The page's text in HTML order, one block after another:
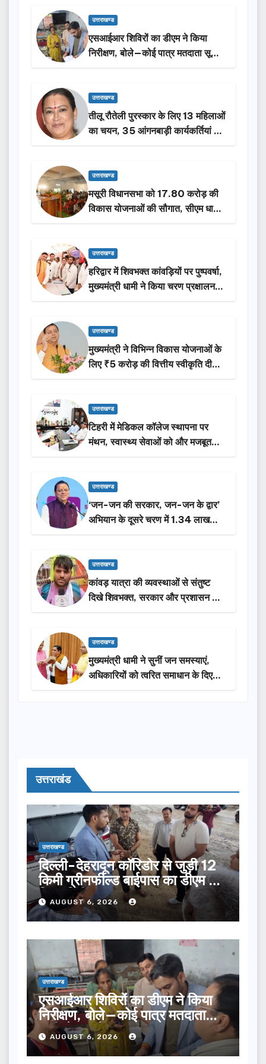
उत्तराखण्ड
एसआईआर शिविरों का डीएम ने किया
निरीक्षण, बोले—कोई पात्र मतदाता सूची
से न छूटे…
उत्तराखण्ड
तीलू रौतेली पुरस्कार के लिए 13 महिलाओं
का चयन, 35 आंगनबाड़ी कार्यकर्तियां भी
होंगी सम्मानित…
उत्तराखण्ड
मसूरी विधानसभा को 17.80 करोड़ की
विकास योजनाओं की सौगात, सीएम धामी
ने किया लोकार्पण-शिलान्यास.
उत्तराखण्ड
हरिद्वार में शिवभक्त कांवड़ियों पर पुष्पवर्षा,
मुख्यमंत्री धामी ने किया चरण प्रक्षालन…
उत्तराखण्ड
मुख्यमंत्री ने विभिन्न विकास योजनाओं के
लिए ₹5 करोड़ की वित्तीय स्वीकृति दी…
उत्तराखण्ड
टिहरी में मेडिकल कॉलेज स्थापना पर
मंथन, स्वास्थ्य सेवाओं को और मजबूत
करेगी सरकार: मुख्यमंत्री धामी…
उत्तराखण्ड
‘जन-जन की सरकार, जन-जन के द्वार’
अभियान के दूसरे चरण में 1.34 लाख
लोगों की भागीदारी…
उत्तराखण्ड
कांवड़ यात्रा की व्यवस्थाओं से संतुष्ट
दिखे शिवभक्त, सरकार और प्रशासन की
सराहना…
उत्तराखण्ड
मुख्यमंत्री धामी ने सुनीं जन समस्याएं,
अधिकारियों को त्वरित समाधान के दिए
निर्देश
उत्तराखंड
उत्तराखण्ड
दिल्ली-देहरादून कॉरिडोर से जुड़ी 12
किमी ग्रीनफील्ड बाईपास का डीएम ने
किया निरीक्षण…
AUGUST 6, 2026
उत्तराखण्ड
एसआईआर शिविरों का डीएम ने किया
निरीक्षण, बोले—कोई पात्र मतदाता
सूची से न छूटे…
AUGUST 6, 2026